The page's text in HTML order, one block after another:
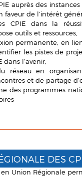
auprès des
faveur de l’intérêt
CPIE dans la
outils et ressources,
permanente, en
les pistes de
dans l’avenir,
réseau en
et de partage
des programmes
DES
Union Régionale